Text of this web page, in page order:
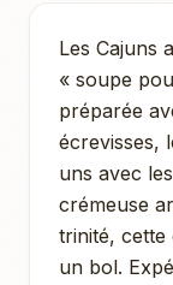
Les Cajuns
« soupe
préparée
écrevisses,
uns avec
crémeuse
trinité, cette
un bol.